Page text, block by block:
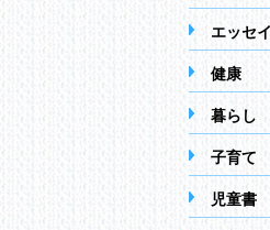
エッセイ
健康
暮らし
子育て
児童書